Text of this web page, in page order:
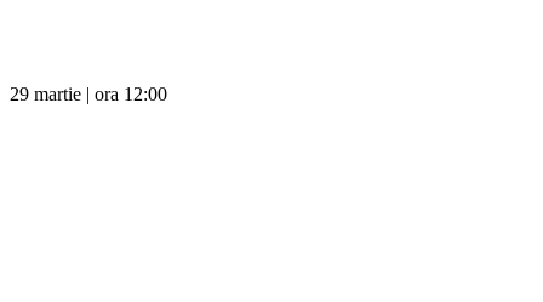
29 martie | ora 12:00